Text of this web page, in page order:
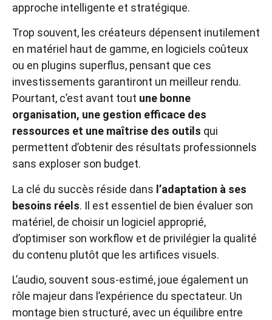
approche intelligente et stratégique.
Trop souvent, les créateurs dépensent inutilement
en matériel haut de gamme, en logiciels coûteux
ou en plugins superflus, pensant que ces
investissements garantiront un meilleur rendu.
Pourtant, c’est avant tout une bonne
organisation, une gestion efficace des
ressources et une maîtrise des outils qui
permettent d’obtenir des résultats professionnels
sans exploser son budget.
La clé du succès réside dans l’adaptation à ses
besoins réels. Il est essentiel de bien évaluer son
matériel, de choisir un logiciel approprié,
d’optimiser son workflow et de privilégier la qualité
du contenu plutôt que les artifices visuels.
L’audio, souvent sous-estimé, joue également un
rôle majeur dans l’expérience du spectateur. Un
montage bien structuré, avec un équilibre entre